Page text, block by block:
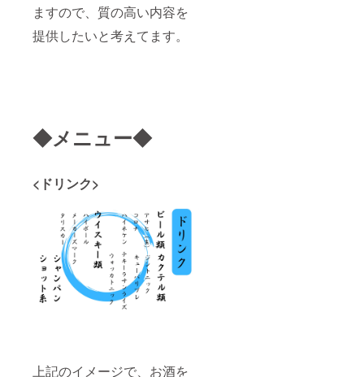
ますので、質の高い内容を
提供したいと考えてます。
◆メニュー◆
<ドリンク>
上記のイメージで、お酒を